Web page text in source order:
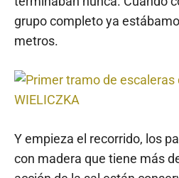
grupo completo ya
metros.
Y empieza el recorrido, los
con madera que tiene más